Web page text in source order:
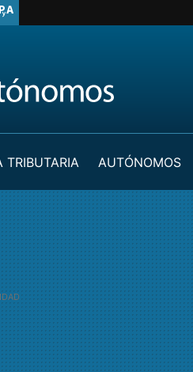
TRIBUTARIA AUTÓNOMOS